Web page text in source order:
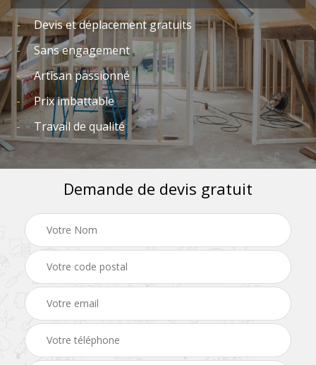
Devis et déplacement gratuits
Sans engagement
Artisan passionné
Prix imbattable
Travail de qualité
Demande de devis gratuit